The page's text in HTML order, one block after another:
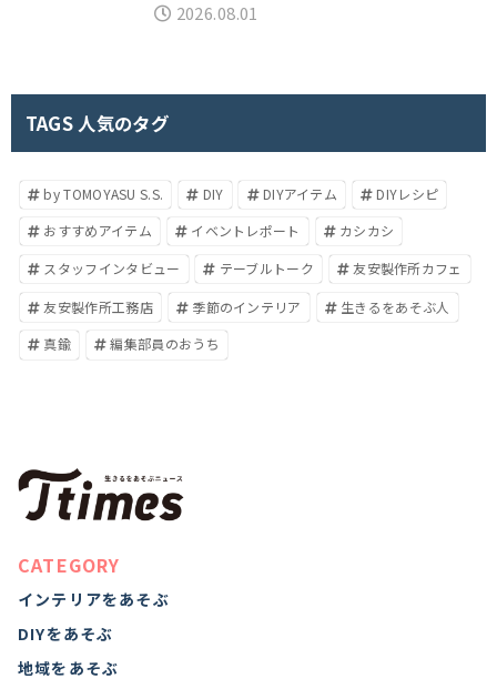
2026.08.01
TAGS 人気のタグ
by TOMOYASU S.S. DIY DIYアイテム
DIYレシピ
おすすめアイテム
イベントレポート
カシカシ
スタッフインタビュー
テーブルトーク
友安製作所カフェ
友安製作所工務店
季節のインテリア
生きるをあそぶ人
真鍮
編集部員のおうち
CATEGORY
インテリアをあそぶ
DIYをあそぶ
地域をあそぶ